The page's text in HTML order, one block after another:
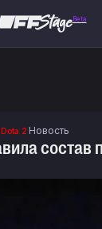
Beta
Dota 2 Новость
состав